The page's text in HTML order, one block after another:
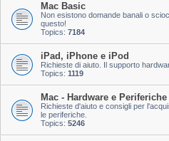
Mac Basic
Non esistono domande banali o
questo!
Topics: 7184
iPad, iPhone e iPod
Richieste di aiuto. Il supporto
Topics: 1119
Mac - Hardware e Periferiche
Richieste d'aiuto e consigli per
le periferiche.
Topics: 5246